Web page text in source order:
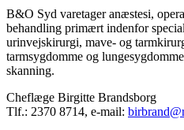
B&O Syd varetager anæstesi,
behandling primært indenfor
urinvejskirurgi, mave- og
tarmsygdomme og
skanning.
Cheflæge Birgitte Brandsborg
Tlf.: 2370 8714, e-mail: